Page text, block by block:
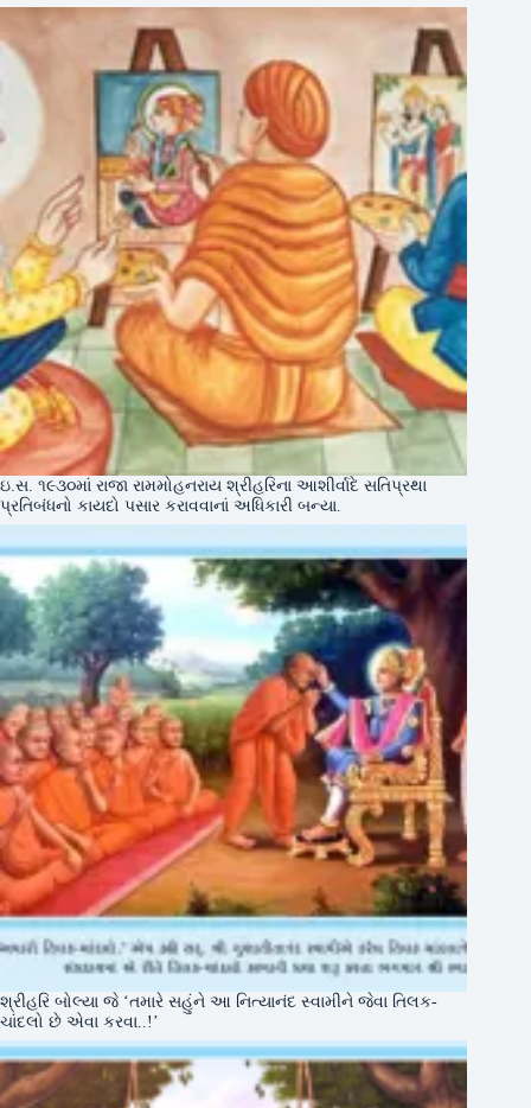
ઇ.સ. ૧૯૩૦માં રાજા રામમોહનરાય શ્રીહરિના આશીર્વાદે સતિપ્રથા
પ્રતિબંધનો કાયદો પસાર કરાવવાનાં અધિકારી બન્યા.
શ્રીહરિ બોલ્યા જે ‘તમારે સહુંને આ નિત્યાનંદ સ્વામીને જેવા તિલક-
ચાંદલો છે એવા કરવા..!’